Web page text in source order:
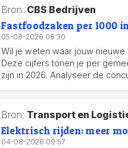
Bron: CBS Bedrijven
Fastfoodzaken per 1000
05-08-2026 06:30
Wil je weten waar jouw
Deze cijfers tonen je per
zijn in 2026. Analyseer de
Bron: Transport en
Elektrisch rijden: meer
04-08-2026 09:57